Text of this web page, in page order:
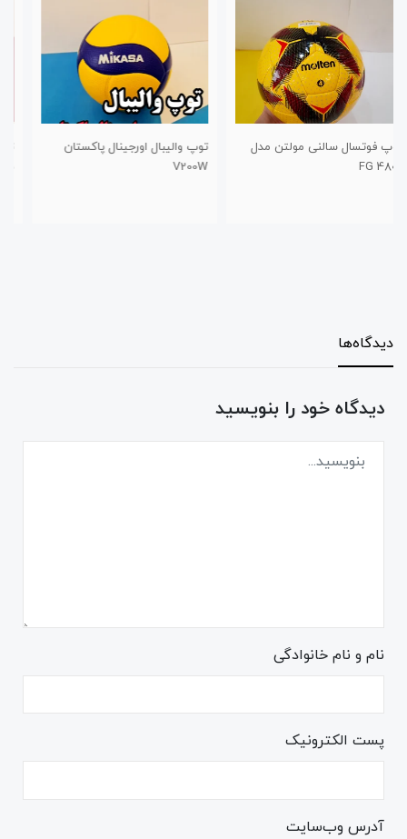
توپ والیبال اورجینال پاکستان
V200W
سایز ۵
دیدگاه‌ها
دیدگاه خود را بنویسید
نام و نام خانوادگی
پست الکترونیک
آدرس وب‌سایت